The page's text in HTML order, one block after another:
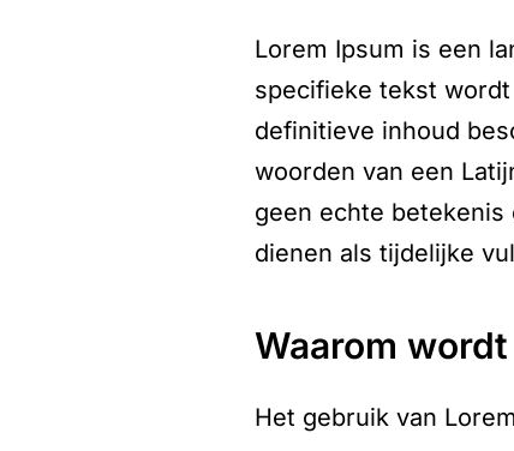
Lorem Ipsum is een
specifieke tekst
definitieve inhoud
woorden van een
geen echte
dienen als tijdelijke
waarom
Het gebruik van